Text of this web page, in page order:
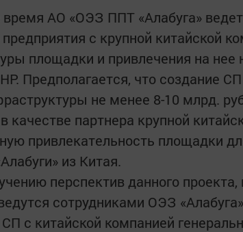
АО «ОЭЗ ППТ «Алабуга»
с крупной китайской
площадки и привлечения на нее
Предполагается, что создание
не менее 8-10 млрд.
качестве партнера крупной
привлекательность площадки
из Китая.
перспектив данного
сотрудниками ОЭЗ
с китайской компанией